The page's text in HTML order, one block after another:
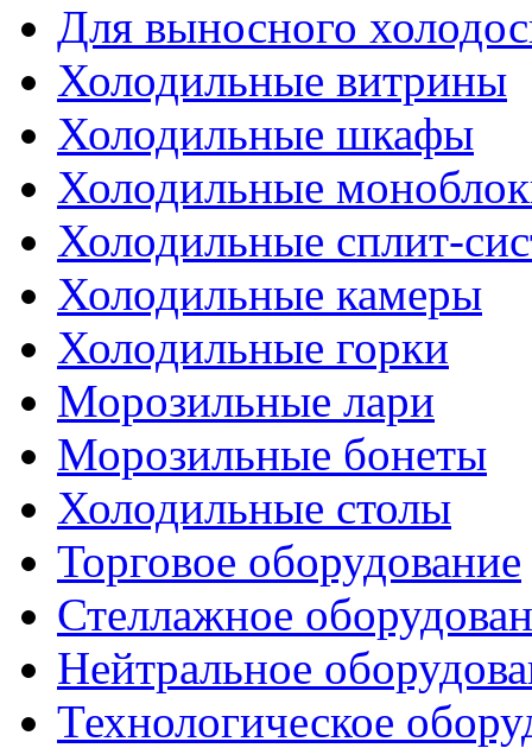
Для выносного
Холодильные витрины
Холодильные шкафы
Холодильные
Холодильные сплит-
Холодильные камеры
Холодильные горки
Морозильные лари
Морозильные бонеты
Холодильные столы
Торговое оборудование
Стеллажное
Нейтральное
Технологическое